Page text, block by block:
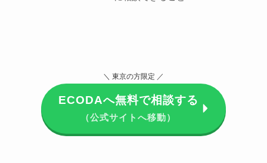
＼ 東京の方限定 ／
ECODAへ無料で相談する
（公式サイトへ移動）